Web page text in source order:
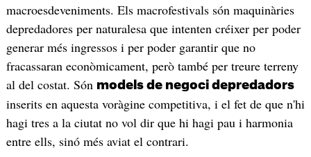
macroesdeveniments. Els macrofestivals són maquinàries
depredadores per naturalesa que intenten créixer per poder
generar més ingressos i per poder garantir que no
fracassaran econòmicament, però també per treure terreny
al del costat. Són models de negoci depredadors
inserits en aquesta voràgine competitiva, i el fet de que n'hi
hagi tres a la ciutat no vol dir que hi hagi pau i harmonia
entre ells, sinó més aviat el contrari.